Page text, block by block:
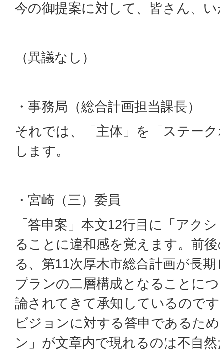
今の御提案に対して、皆さん、
（異議なし）
・事務局（総合計画担当課長）
それでは、「主体」を「ステー
します。
・宮崎（三）委員
「答申案」本文12行目に「アク
ることに違和感を覚えます。前
る、第11次厚木市総合計画が長
プランの二層構成となることに
論されてきて承知しているので
ビジョンに対する答申であるた
ン」が文章内で現れるのは不自